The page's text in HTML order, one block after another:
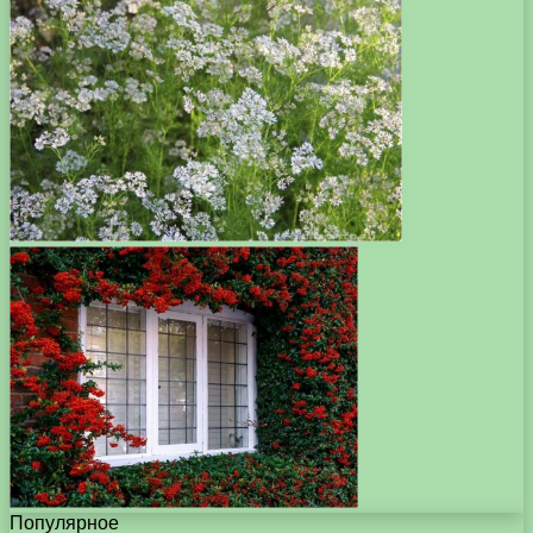
Популярное